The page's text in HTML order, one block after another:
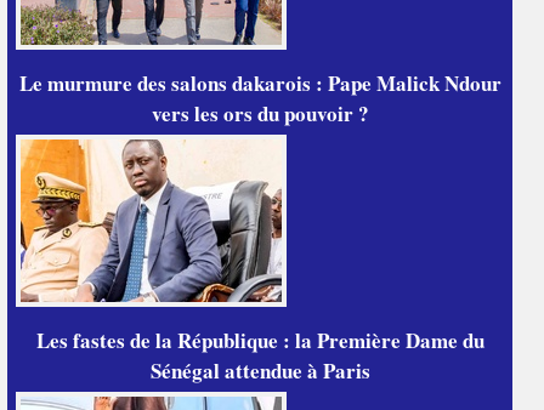
Le murmure des salons dakarois : Pape Malick Ndour
vers les ors du pouvoir ?
Les fastes de la République : la Première Dame du
Sénégal attendue à Paris